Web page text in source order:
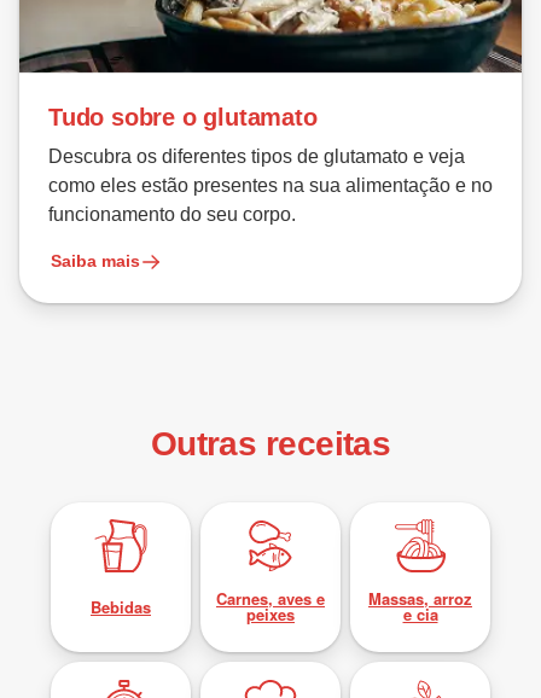
Tudo sobre o glutamato
Descubra os diferentes tipos de glutamato e veja
como eles estão presentes na sua alimentação e no
funcionamento do seu corpo.
Saiba mais
Outras receitas
Bebidas Carnes, aves e
peixes
Massas, arroz
e cia